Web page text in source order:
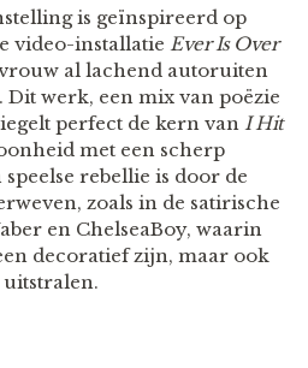
is geïnspireerd op
video-installatie Ever Is Over
al lachend autoruiten
Dit werk, een mix van poëzie
perfect de kern van I Hit
met een scherp
rebellie is door de
zoals in de satirische
en ChelseaBoy, waarin
decoratief zijn, maar ook